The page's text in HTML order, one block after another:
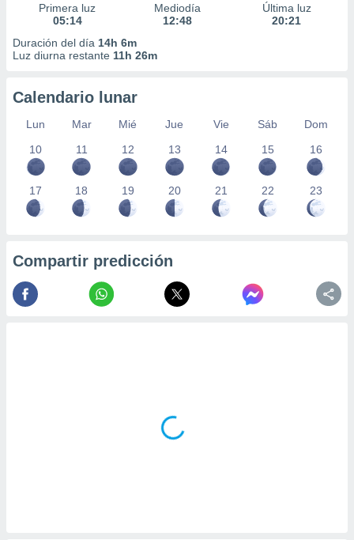
Primera luz
05:14
Mediodía
12:48
Última luz
20:21
Duración del día 14h 6m
Luz diurna restante 11h 26m
Calendario lunar
Lun Mar Mié Jue Vie Sáb
Dom
10
11 12 13 14 15 16
17 18 19 20 21 22 23
Compartir predicción